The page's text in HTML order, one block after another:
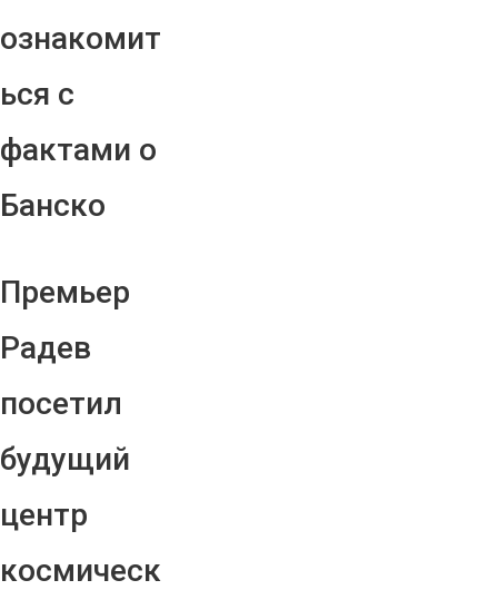
ознакомит
ься с
фактами о
Банско
Премьер
Радев
посетил
будущий
центр
космическ